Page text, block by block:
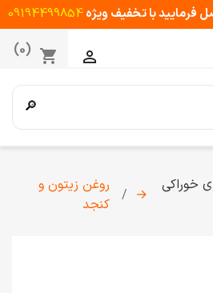
با تخفیف ویژه09194499854
shopping_cart
(0) 
🔎
خوراکی
→
روغن زیتون و
کنجد